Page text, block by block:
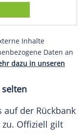
Inhalte
Daten an
dazu in unseren
auf der Rückbank
Offiziell gilt